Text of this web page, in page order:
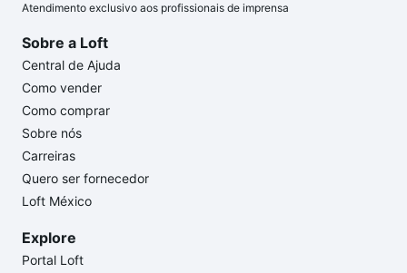
Atendimento exclusivo aos profissionais de imprensa
Sobre a Loft
Central de Ajuda
Como vender
Como comprar
Sobre nós
Carreiras
Quero ser fornecedor
Loft México
Explore
Portal Loft